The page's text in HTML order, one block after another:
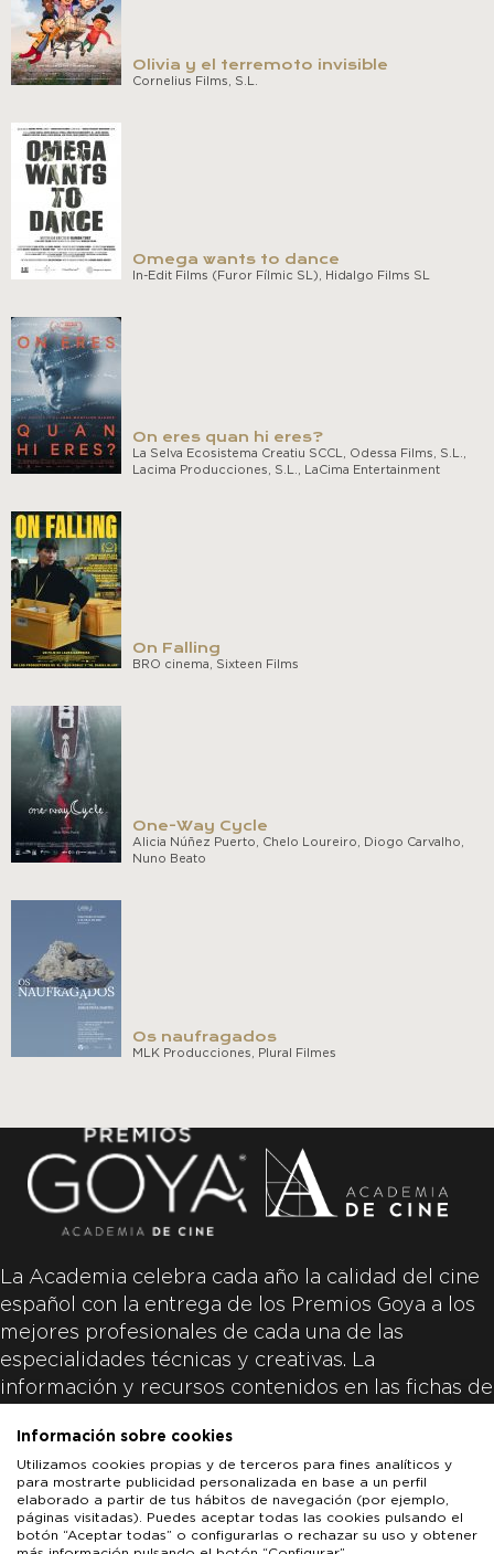
Olivia y el terremoto invisible
Cornelius Films, S.L.
Omega wants to dance
In-Edit Films (Furor Fílmic SL), Hidalgo Films SL
On eres quan hi eres?
La Selva Ecosistema Creatiu SCCL, Odessa Films, S.L.,
Lacima Producciones, S.L., LaCima Entertainment
On Falling
BRO cinema, Sixteen Films
One-Way Cycle
Alicia Núñez Puerto, Chelo Loureiro, Diogo Carvalho,
Nuno Beato
Os naufragados
MLK Producciones, Plural Filmes
La Academia celebra cada año la calidad del cine
español con la entrega de los Premios Goya a los
mejores profesionales de cada una de las
especialidades técnicas y creativas. La
información y recursos contenidos en las fichas de
productoras de las películas y responsabilidad
única y exclusiva de las mismas.
Información sobre cookies
Utilizamos cookies propias y de terceros para fines analíticos y
para mostrarte publicidad personalizada en base a un perfil
elaborado a partir de tus hábitos de navegación (por ejemplo,
páginas visitadas). Puedes aceptar todas las cookies pulsando el
botón “Aceptar todas” o configurarlas o rechazar su uso y obtener